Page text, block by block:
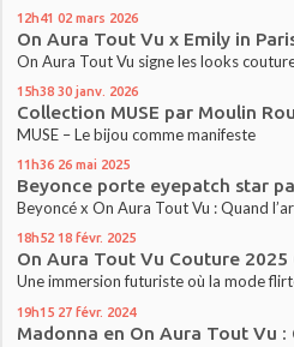
12h41 02 mars 2026
On Aura Tout Vu x Emily in
On Aura Tout Vu signe les looks
15h38 30 janv. 2026
Collection MUSE par Moulin
MUSE – Le bijou comme manifeste
11h36 26 mai 2025
Beyonce porte eyepatch star
Beyoncé x On Aura Tout Vu : Quand
18h52 18 févr. 2025
On Aura Tout Vu Couture 2025
Une immersion futuriste où la mode
19h15 27 févr. 2024
Madonna en On Aura Tout Vu :